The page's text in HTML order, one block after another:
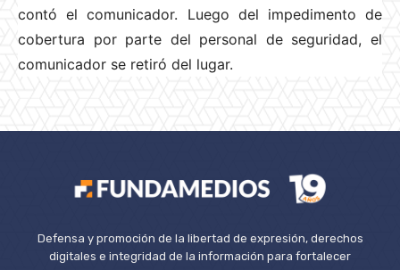
contó el comunicador. Luego del impedimento de
cobertura por parte del personal de seguridad, el
comunicador se retiró del lugar.
Defensa y promoción de la libertad de expresión, derechos
digitales e integridad de la información para fortalecer